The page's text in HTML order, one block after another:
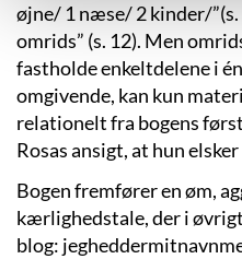
øjne/ 1 næse/ 2 kinder/”(s.
omrids” (s. 12). Men
fastholde enkeltdelene i
omgivende, kan kun
relationelt fra bogens
Rosas ansigt, at hun elsker
Bogen fremfører en øm,
kærlighedstale, der i
blog: